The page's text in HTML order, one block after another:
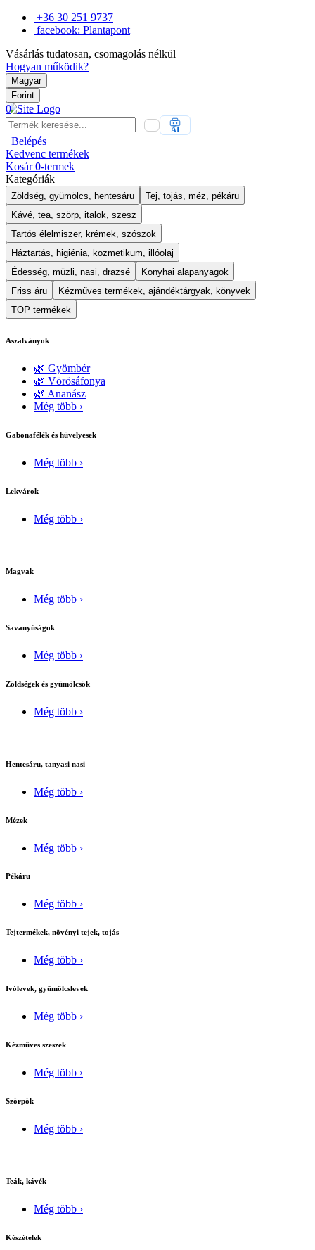
+36 30 251 9737
facebook: Plantapont
Vásárlás tudatosan, csomagolás nélkül
Hogyan működik?
Magyar
Forint
0
AI
Belépés
Kedvenc termékek
Kosár 0-termek
Kategóriák
Zöldség, gyümölcs, hentesáru
Tej, tojás, méz, pékáru
Kávé, tea, szörp, italok, szesz
Tartós élelmiszer, krémek, szószok
Háztartás, higiénia, kozmetikum, illóolaj
Édesség, müzli, nasi, drazsé
Konyhai alapanyagok
Friss áru
Kézműves termékek, ajándéktárgyak, könyvek
TOP termékek
Aszalványok
🌿 Gyömbér
🌿 Vörösáfonya
🌿 Ananász
Még több ›
Gabonafélék és hüvelyesek
Még több ›
Lekvárok
Még több ›
Magvak
Még több ›
Savanyúságok
Még több ›
Zöldségek és gyümölcsök
Még több ›
Hentesáru, tanyasi nasi
Még több ›
Mézek
Még több ›
Pékáru
Még több ›
Tejtermékek, növényi tejek, tojás
Még több ›
Ivólevek, gyümölcslevek
Még több ›
Kézmûves szeszek
Még több ›
Szörpök
Még több ›
Teák, kávék
Még több ›
Készételek